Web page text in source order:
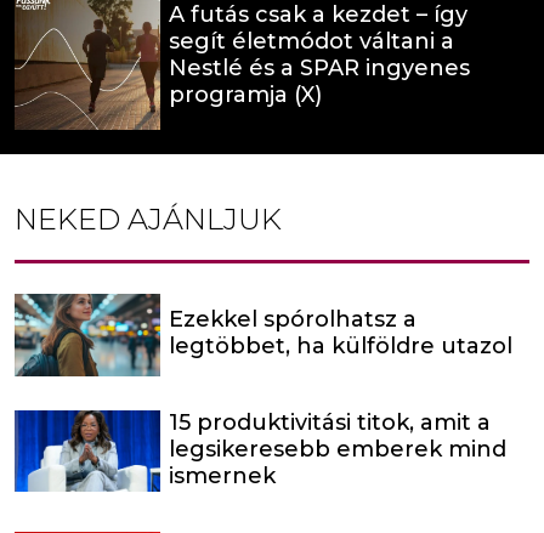
A futás csak a kezdet – így
segít életmódot váltani a
Nestlé és a SPAR ingyenes
programja (X)
NEKED AJÁNLJUK
Ezekkel spórolhatsz a
legtöbbet, ha külföldre utazol
15 produktivitási titok, amit a
legsikeresebb emberek mind
ismernek